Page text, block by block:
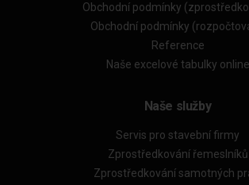
Obchodní podmínky
Obchodní podmínky
Reference
Naše excelové tabulky online
Naše služby
Servis pro stavební firmy
Zprostředkování řemeslníků
Zprostředkování samotných